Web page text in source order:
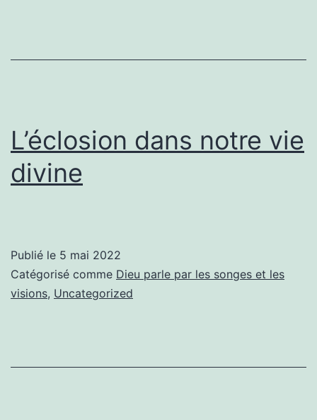
L’éclosion dans notre vie
divine
Publié le 5 mai 2022
Catégorisé comme Dieu parle par les songes et les
visions, Uncategorized